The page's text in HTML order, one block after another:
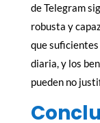
de Telegram
robusta y
que
diaria, y los
pueden no